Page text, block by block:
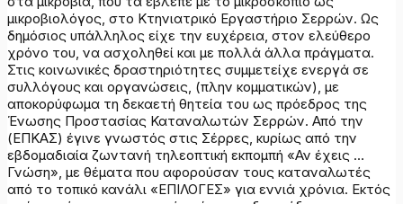
μικροβιολόγος, στο Κτηνιατρικό Εργαστήριο Σερρών. Ως
δημόσιος υπάλληλος είχε την ευχέρεια, στον ελεύθερο
χρόνο του, να ασχοληθεί και με πολλά άλλα πράγματα.
Στις κοινωνικές δραστηριότητες συμμετείχε ενεργά σε
συλλόγους και οργανώσεις, (πλην κομματικών), με
αποκορύφωμα τη δεκαετή θητεία του ως πρόεδρος της
Ένωσης Προστασίας Καταναλωτών Σερρών. Από την
(ΕΠΚΑΣ) έγινε γνωστός στις Σέρρες, κυρίως από την
εβδομαδιαία ζωντανή τηλεοπτική εκπομπή «Αν έχεις …
Γνώση», με θέματα που αφορούσαν τους καταναλωτές
από το τοπικό κανάλι «ΕΠΙΛΟΓΕΣ» για εννιά χρόνια. Εκτός